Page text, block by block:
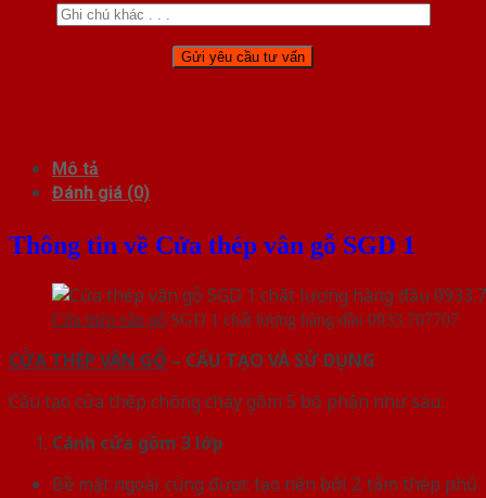
Mô tả
Đánh giá (0)
Thông tin về Cửa thép vân gỗ SGD 1
Cửa thép vân gỗ SGD 1 chất lượng hàng đầu 0933.707707
CỬA THÉP VÂN GỖ – CẤU TẠO VÀ SỬ DỤNG
Cấu tạo cửa thép chống cháy gồm 5 bộ phận như sau:
Cánh cửa gồm 3 lớp
Bề mặt ngoài cùng được tạo nên bởi 2 tấm thép phủ